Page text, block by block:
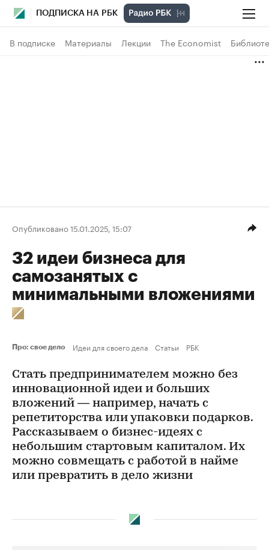
ПОДПИСКА НА РБК
В подписке Материалы Лекции The Economist
Опубликовано 15.01.2025, 15:07
32 идеи бизнеса для
самозанятых с
минимальными вложениями
Про: свое дело Идеи для своего дела Статьи РБК
Стать предпринимателем можно без
инновационной идеи и больших
вложений — например, начать с
репетиторства или упаковки подарков.
Рассказываем о бизнес-идеях с
небольшим стартовым капиталом. Их
можно совмещать с работой в найме
или превратить в дело жизни